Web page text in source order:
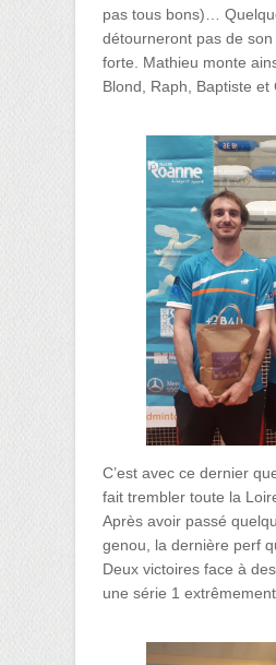
pas tous bons)…
détourneront pas de
forte. Mathieu monte
Blond, Raph, Baptiste et
C’est avec ce dernier
fait trembler toute la
Après avoir passé
genou, la dernière perf
Deux victoires face à
une série 1